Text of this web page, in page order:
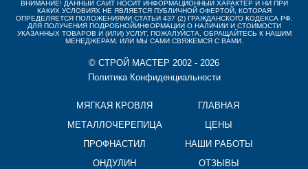
ВНИМАНИЕ! ДАННЫЙ САЙТ НОСИТ ИНФОРМАЦИОННЫЙ ХАРАКТЕР И НИ ПРИ
КАКИХ УСЛОВИЯХ НЕ ЯВЛЯЕТСЯ ПУБЛИЧНОЙ ОФЕРТОЙ, КОТОРАЯ
ОПРЕДЕЛЯЕТСЯ ПОЛОЖЕНИЯМИ СТАТЬИ 437 (2) ГРАЖДАНСКОГО КОДЕКСА РФ.
ДЛЯ ПОЛУЧЕНИЯ ПОДРОБНОЙИНФОРМАЦИИ О НАЛИЧИИ И СТОИМОСТИ
УКАЗАННЫХ ТОВАРОВ И (ИЛИ) УСЛУГ, ПОЖАЛУЙСТА, ОБРАЩАЙТЕСЬ К НАШИМ
МЕНЕДЖЕРАМ. ИЛИ МЫ САМИ СВЯЖЕМСЯ С ВАМИ.
© СТРОЙ МАСТЕР 2002 - 2026
Политика Конфиденциальности
МЯГКАЯ КРОВЛЯ
МЕТАЛЛОЧЕРЕПИЦА
ПРОФНАСТИЛ
ОНДУЛИН
ГЛАВНАЯ
ЦЕНЫ
НАШИ РАБОТЫ
ОТЗЫВЫ